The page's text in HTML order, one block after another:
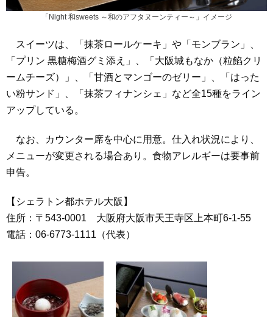
「Night 和sweets ～和のアフタヌーンティー～」イメージ
スイーツは、「抹茶ロールケーキ」や「モンブラン」、
「プリン 黒糖梅酒グミ添え」、「大阪城もなか（粒餡クリ
ームチーズ）」、「甘酒とマンゴーのゼリー」、「はった
い粉サンド」、「抹茶フィナンシェ」など全15種をライン
アップしている。
なお、カウンター席を中心に用意。仕入れ状況により、
メニューが変更される場合あり。食物アレルギーは要事前
申告。
【シェラトン都ホテル大阪】
住所：〒543-0001 大阪府大阪市天王寺区上本町6-1-55
電話：06-6773-1111（代表）